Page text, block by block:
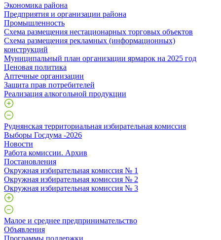
Экономика района
Предприятия и организации района
Промышленность
Схема размещения нестационарных торговых объектов
Схема размещения рекламных (информационных)
конструкций
Муниципальный план организации ярмарок на 2025 год
Ценовая политика
Аптечные организации
Защита прав потребителей
Реализация алкогольной продукции
Руднянская территориальная избирательная комиссия
Выборы Госдума -2026
Новости
Работа комиссии. Архив
Постановления
Окружная избирательная комиссия № 1
Окружная избирательная комиссия № 2
Окружная избирательная комиссия № 3
Малое и среднее предпринимательство
Объявления
Программы поддержки